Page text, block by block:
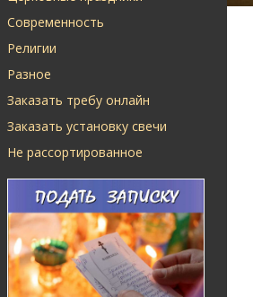
Современность
Религии
Разное
Заказать требу онлайн
Заказать установку свечи
Не рассортированное